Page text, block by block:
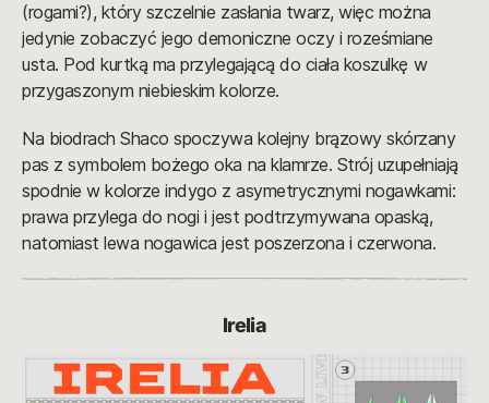
(rogami?), który szczelnie zasłania twarz, więc można
jedynie zobaczyć jego demoniczne oczy i roześmiane
usta. Pod kurtką ma przylegającą do ciała koszulkę w
przygaszonym niebieskim kolorze.
Na biodrach Shaco spoczywa kolejny brązowy skórzany
pas z symbolem bożego oka na klamrze. Strój uzupełniają
spodnie w kolorze indygo z asymetrycznymi nogawkami:
prawa przylega do nogi i jest podtrzymywana opaską,
natomiast lewa nogawica jest poszerzona i czerwona.
Irelia